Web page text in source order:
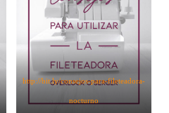
http://bit.ly/consejos-para-fileteadora-
nocturno